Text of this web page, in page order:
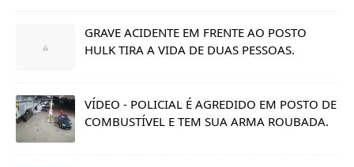
GRAVE ACIDENTE EM FRENTE AO POSTO
HULK TIRA A VIDA DE DUAS PESSOAS.
VÍDEO - POLICIAL É AGREDIDO EM POSTO DE
COMBUSTÍVEL E TEM SUA ARMA ROUBADA.